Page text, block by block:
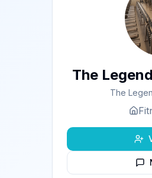
The
The